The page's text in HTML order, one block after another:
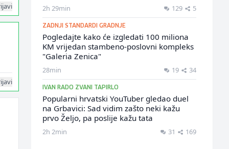
2h 29min 129 5
ZADNJI STANDARDI GRADNJE
Pogledajte kako će izgledati 100 miliona
KM vrijedan stambeno-poslovni kompleks
"Galeria Zenica"
28min 19 34
IVAN RADO ZVANI TAPIRLO
Popularni hrvatski YouTuber gledao duel
na Grbavici: Sad vidim zašto neki kažu
prvo Željo, pa poslije kažu tata
2h 2min 31 169